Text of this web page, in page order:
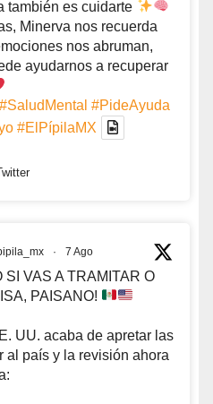
también es cuidarte
Minerva nos recuerda
nos abruman,
ayudarnos a recuperar
#SaludMental #PideAyuda
#ElPípilaMX
· 7 Ago
SI VAS A TRAMITAR O
PAISANO!
UU. acaba de apretar las
al país y la revisión ahora